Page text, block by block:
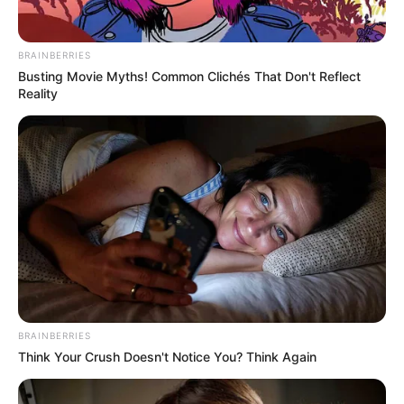
BRAINBERRIES
Busting Movie Myths! Common Clichés That Don't Reflect
Reality
BRAINBERRIES
Think Your Crush Doesn't Notice You? Think Again